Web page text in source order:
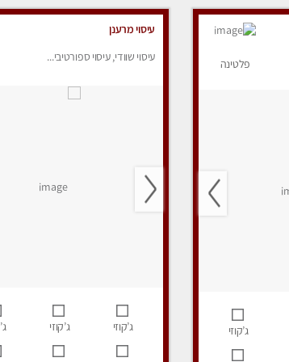
פלטינה
ג’קוזי
עיסוי מרענן
עיסוי שוודי, עיסוי ספורטיבי...
ג’קוזי ג’קוזי